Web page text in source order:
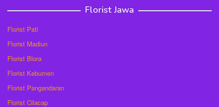
Florist Jawa
Florist Pati
Florist Madiun
Florist Blora
Florist Kebumen
Florist Pangandaran
Florist Cilacap